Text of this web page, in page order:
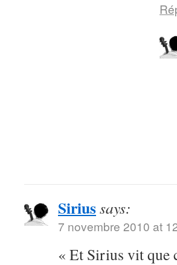
Siriussays:
7 novembre 2010 at
« Et Sirius vit que